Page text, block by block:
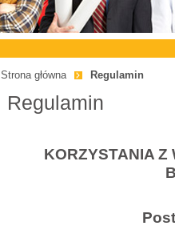
Strona główna Regulamin
Regulamin
KORZYSTANIA Z